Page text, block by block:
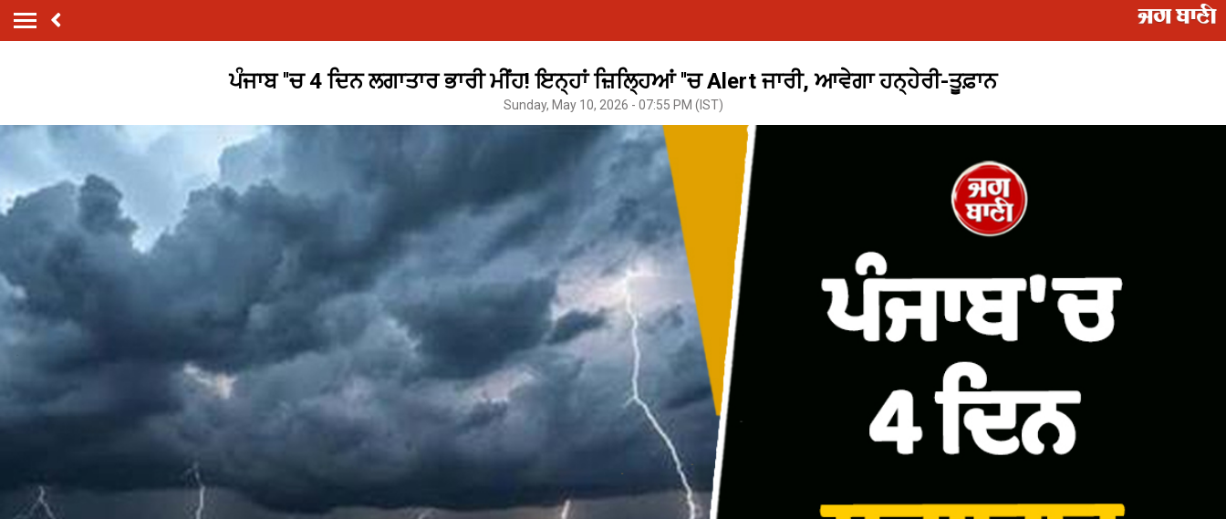
ਪੰਜਾਬ ''ਚ 4 ਦਿਨ ਲਗਾਤਾਰ ਭਾਰੀ ਮੀਂਹ! ਇਨ੍ਹਾਂ ਜ਼ਿਲ੍ਹਿਆਂ ''ਚ Alert ਜਾਰੀ, ਆਵੇਗਾ ਹਨ੍ਹੇਰੀ-ਤੂਫ਼ਾਨ
Sunday, May 10, 2026 - 07:55 PM (IST)